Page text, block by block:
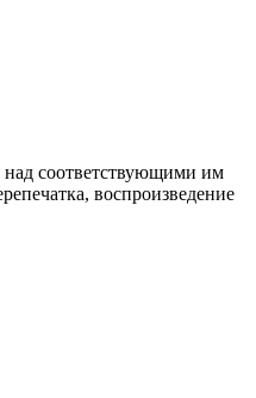
над соответствующими им
воспроизведение